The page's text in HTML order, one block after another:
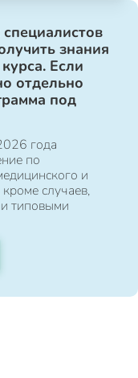
знания
Если
отдельно
под
года
по
и
случаев,
типовыми